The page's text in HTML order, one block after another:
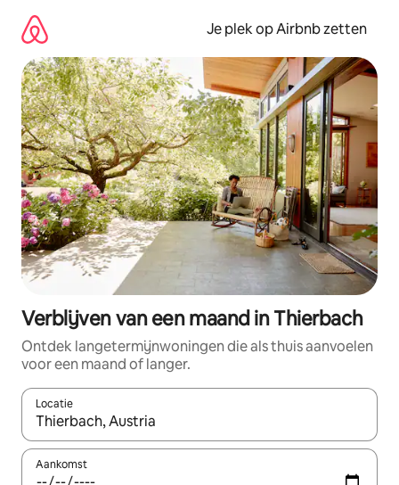
direct
naar
inhoud
Je plek op Airbnb zetten
Verblijven van een maand in Thierbach
Ontdek langetermijnwoningen die als thuis aanvoelen
voor een maand of langer.
Locatie
Wanneer er resultaten beschikbaar zijn, maak je een keuze
Aankomst